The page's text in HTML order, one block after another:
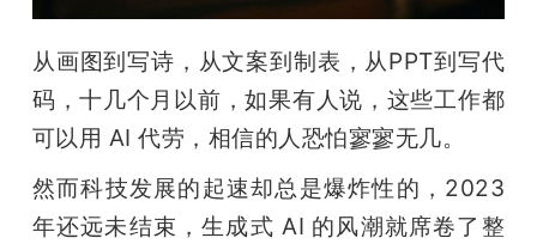
活
中
从画图到写诗，从文案到制表，从PPT到写代
码，十几个月以前，如果有人说，这些工作都
可以用 AI 代劳，相信的人恐怕寥寥无几。
然而科技发展的起速却总是爆炸性的，2023
年还远未结束，生成式 AI 的风潮就席卷了整